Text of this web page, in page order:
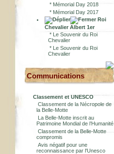
* Mémorial Day 2018
* Mémorial Day 2017
Roi
Chevalier Albert 1er
* Le Souvenir du Roi
Chevalier
* Le Souvenir du Roi
Chevalier
Communications
Classement et UNESCO
Classement de la Nécropole de
la Belle-Motte
La Belle-Motte inscrit au
Patrimoine Mondial de l’Humanité
Classement de la Belle-Motte
compromis
Avis négatif pour une
reconnaissance par l'Unesco